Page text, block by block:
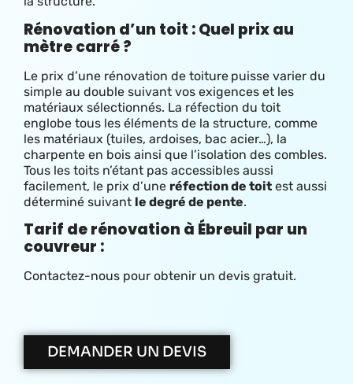
Rénovation d’un toit : Quel prix au
mètre carré ?
Le prix d’une rénovation de toiture puisse varier du
simple au double suivant vos exigences et les
matériaux sélectionnés. La réfection du toit
englobe tous les éléments de la structure, comme
les matériaux (tuiles, ardoises, bac acier…), la
charpente en bois ainsi que l’isolation des combles.
Tous les toits n’étant pas accessibles aussi
facilement, le prix d’une réfection de toit est aussi
déterminé suivant le degré de pente.
Tarif de rénovation à Ébreuil par un
couvreur :
Contactez-nous pour obtenir un devis gratuit.
DEMANDER UN DEVIS